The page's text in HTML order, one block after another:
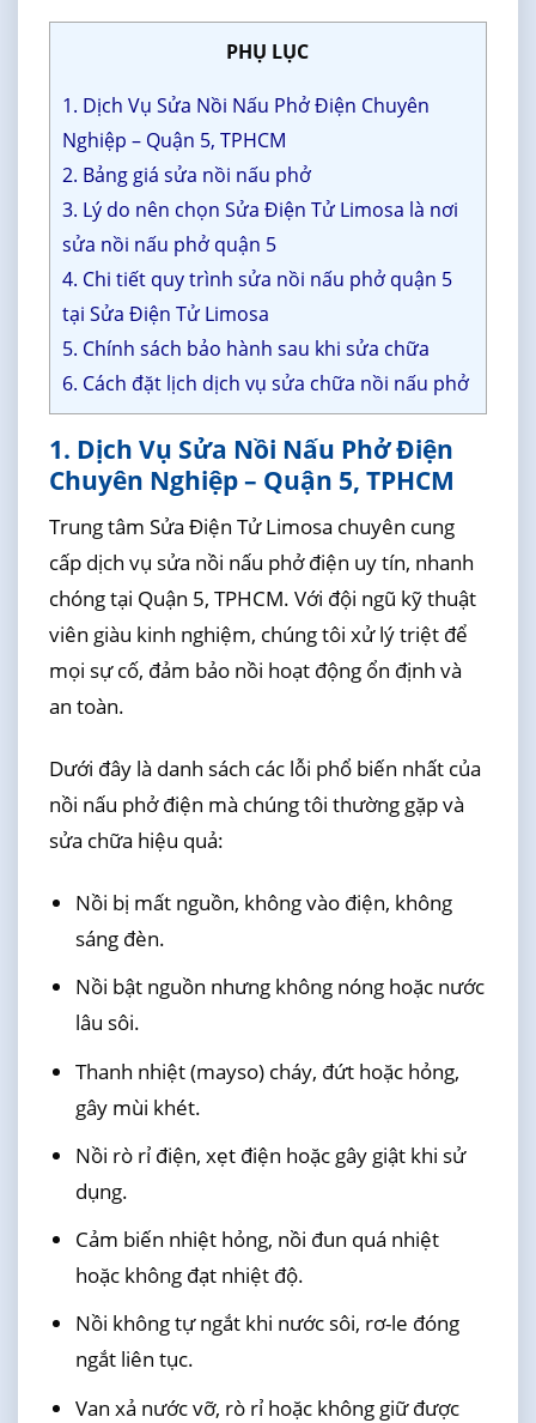
PHỤ LỤC
1. Dịch Vụ Sửa Nồi Nấu Phở Điện Chuyên
Nghiệp – Quận 5, TPHCM
2. Bảng giá sửa nồi nấu phở
3. Lý do nên chọn Sửa Điện Tử Limosa là nơi
sửa nồi nấu phở quận 5
4. Chi tiết quy trình sửa nồi nấu phở quận 5
tại Sửa Điện Tử Limosa
5. Chính sách bảo hành sau khi sửa chữa
6. Cách đặt lịch dịch vụ sửa chữa nồi nấu phở
1. Dịch Vụ Sửa Nồi Nấu Phở Điện
Chuyên Nghiệp – Quận 5, TPHCM
Trung tâm Sửa Điện Tử Limosa chuyên cung
cấp dịch vụ sửa nồi nấu phở điện uy tín, nhanh
chóng tại Quận 5, TPHCM. Với đội ngũ kỹ thuật
viên giàu kinh nghiệm, chúng tôi xử lý triệt để
mọi sự cố, đảm bảo nồi hoạt động ổn định và
an toàn.
Dưới đây là danh sách các lỗi phổ biến nhất của
nồi nấu phở điện mà chúng tôi thường gặp và
sửa chữa hiệu quả:
Nồi bị mất nguồn, không vào điện, không
sáng đèn.
Nồi bật nguồn nhưng không nóng hoặc nước
lâu sôi.
Thanh nhiệt (mayso) cháy, đứt hoặc hỏng,
gây mùi khét.
Nồi rò rỉ điện, xẹt điện hoặc gây giật khi sử
dụng.
Cảm biến nhiệt hỏng, nồi đun quá nhiệt
hoặc không đạt nhiệt độ.
Nồi không tự ngắt khi nước sôi, rơ-le đóng
ngắt liên tục.
Van xả nước vỡ, rò rỉ hoặc không giữ được